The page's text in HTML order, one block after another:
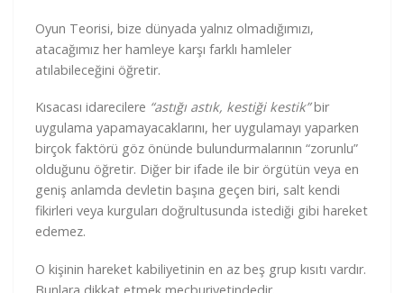
Oyun Teorisi, bize dünyada yalnız olmadığımızı,
atacağımız her hamleye karşı farklı hamleler
atılabileceğini öğretir.
Kısacası idarecilere “astığı astık, kestiği kestik”bir
uygulama yapamayacaklarını, her uygulamayı yaparken
birçok faktörü göz önünde bulundurmalarının “zorunlu”
olduğunu öğretir. Diğer bir ifade ile bir örgütün veya en
geniş anlamda devletin başına geçen biri, salt kendi
fikirleri veya kurguları doğrultusunda istediği gibi hareket
edemez.
O kişinin hareket kabiliyetinin en az beş grup kısıtı vardır.